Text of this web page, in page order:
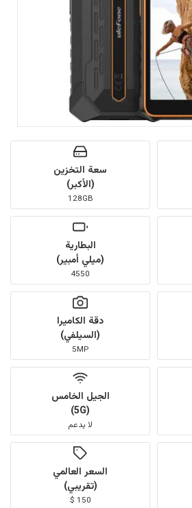
سعة التخزين
(الأكبر)
128GB
البطارية
(ميلي أمبير)
4550
دقة الكاميرا
(السيلفي)
5MP
الجيل الخامس
(5G)
لا يدعم
السعر العالمي
(تقريبي)
150 $